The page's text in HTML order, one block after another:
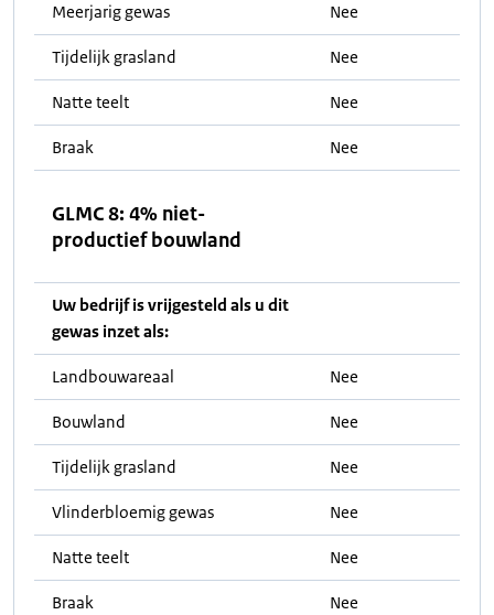
Meerjarig gewas Nee
Tijdelijk grasland Nee
Natte teelt Nee
Braak Nee
GLMC 8: 4% niet-
productief bouwland
Uw bedrijf is vrijgesteld als u dit
gewas inzet als:
Landbouwareaal Nee
Bouwland Nee
Tijdelijk grasland Nee
Vlinderbloemig gewas Nee
Natte teelt Nee
Braak Nee